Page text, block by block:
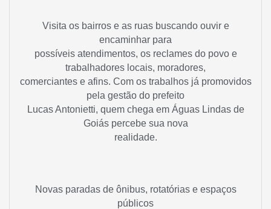
Visita os bairros e as ruas buscando ouvir e
encaminhar para
possíveis atendimentos, os reclames do povo e
trabalhadores locais, moradores,
comerciantes e afins. Com os trabalhos já promovidos
pela gestão do prefeito
Lucas Antonietti, quem chega em Águas Lindas de
Goiás percebe sua nova
realidade.
Novas paradas de ônibus, rotatórias e espaços
públicos